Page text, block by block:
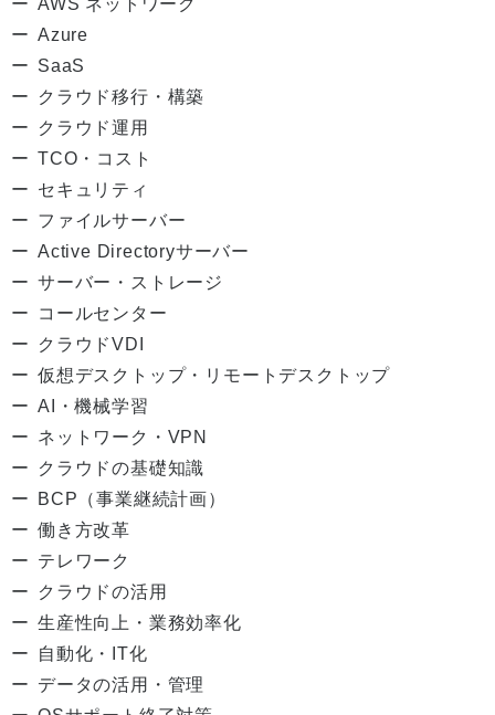
AWS ネットワーク
Azure
SaaS
クラウド移行・構築
クラウド運用
TCO・コスト
セキュリティ
ファイルサーバー
Active Directoryサーバー
サーバー・ストレージ
コールセンター
クラウドVDI
仮想デスクトップ・リモートデスクトップ
AI・機械学習
ネットワーク・VPN
クラウドの基礎知識
BCP（事業継続計画）
働き方改革
テレワーク
クラウドの活用
生産性向上・業務効率化
自動化・IT化
データの活用・管理